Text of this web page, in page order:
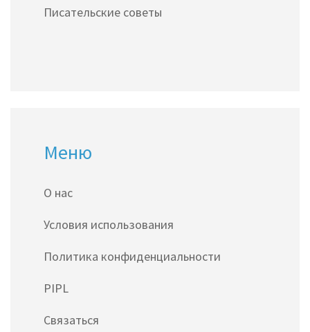
Писательские советы
Меню
О нас
Условия использования
Политика конфиденциальности
PIPL
Связаться